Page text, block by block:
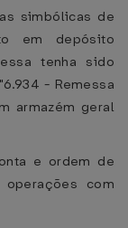
simbólicas de
em depósito
tenha sido
- Remessa
armazém geral
e ordem de
com